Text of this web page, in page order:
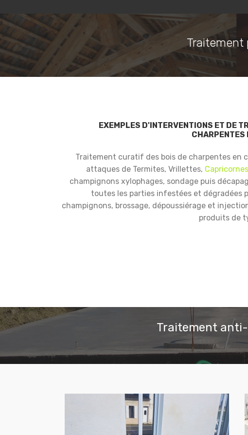
Traitement
EXEMPLES D'INTERVENTIONS ET DE
CHARPENTES
Traitement curatif des bois de charpentes en
attaques de Termites, Vrillettes, Capricornes
champignons xylophages, sondage puis
toutes les parties infestées et dégradées
champignons, brossage, dépoussiérage et
produits de
Traitement